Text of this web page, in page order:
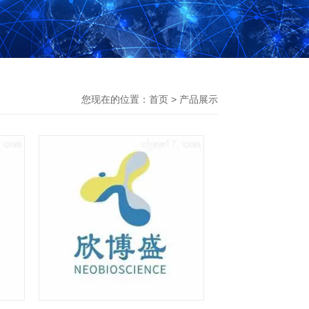
您现在的位置： 首页 > 产品展示